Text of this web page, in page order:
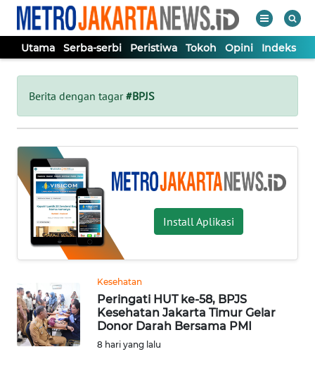
Utama Serba-serbi Peristiwa Tokoh Opini Indeks
Berita dengan tagar#BPJS
Install Aplikasi
Kesehatan
Peringati HUT ke-58, BPJS
Kesehatan Jakarta Timur Gelar
Donor Darah Bersama PMI
8 hari yang lalu
Tutup
UTAMA
SERBA-
SERBI
PERISTIWA
TOKOH
OPINI
Informasi